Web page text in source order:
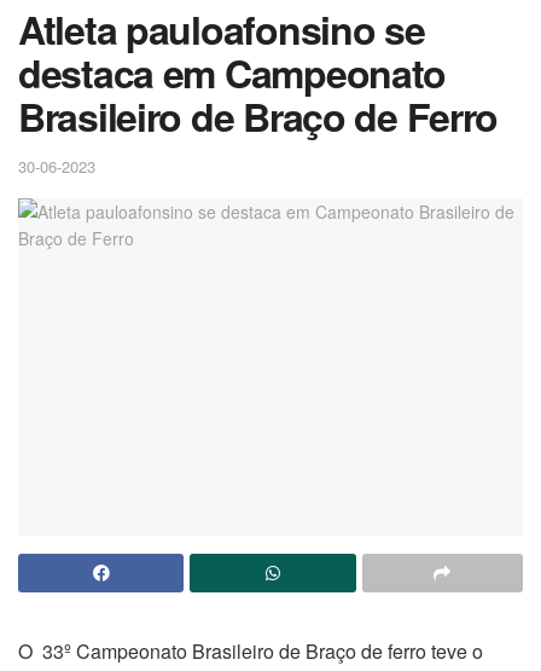
Atleta pauloafonsino se
destaca em Campeonato
Brasileiro de Braço de Ferro
30-06-2023
O 33º Campeonato Brasileiro de Braço de ferro teve o